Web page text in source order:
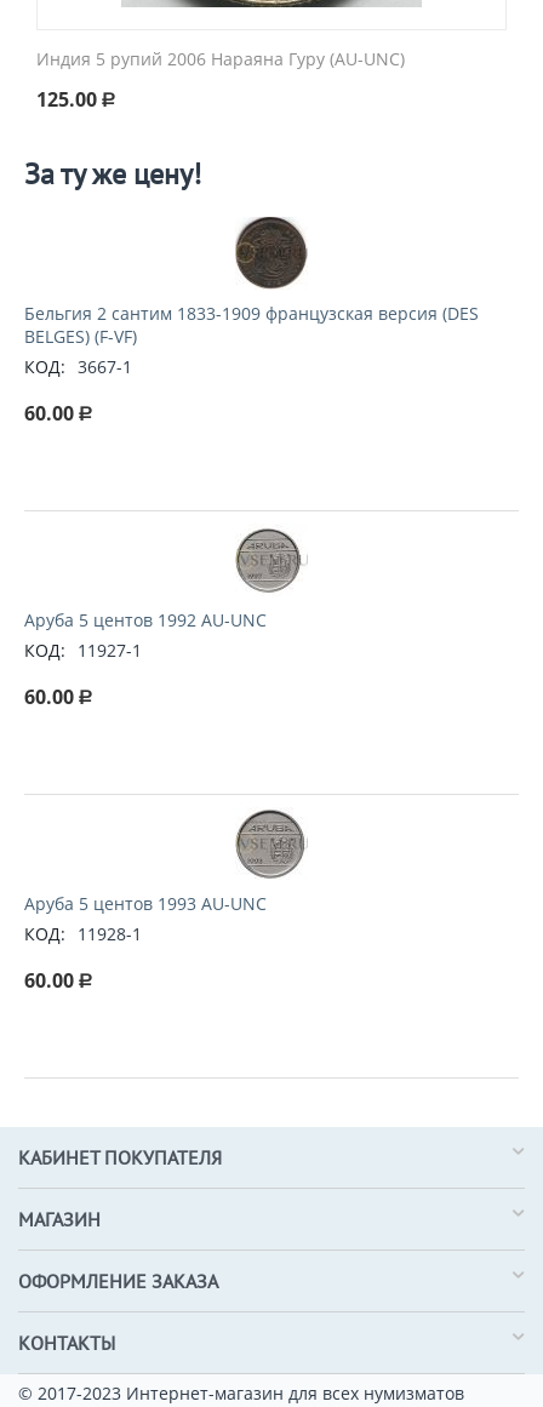
Индия 5 рупий 2006 Нараяна Гуру (AU-UNC)
125.00 Р
За ту же цену!
Бельгия 2 сантим 1833-1909 французская версия (DES
BELGES) (F-VF)
КОД: 3667-1
60.00 Р
Аруба 5 центов 1992 AU-UNC
КОД:
11927-1
60.00 Р
Аруба 5 центов 1993 AU-UNC
КОД:
11928-1
60.00 Р
КАБИНЕТ ПОКУПАТЕЛЯ
МАГАЗИН
ОФОРМЛЕНИЕ ЗАКАЗА
КОНТАКТЫ
© 2017-2023 Интернет-магазин для всех нумизматов